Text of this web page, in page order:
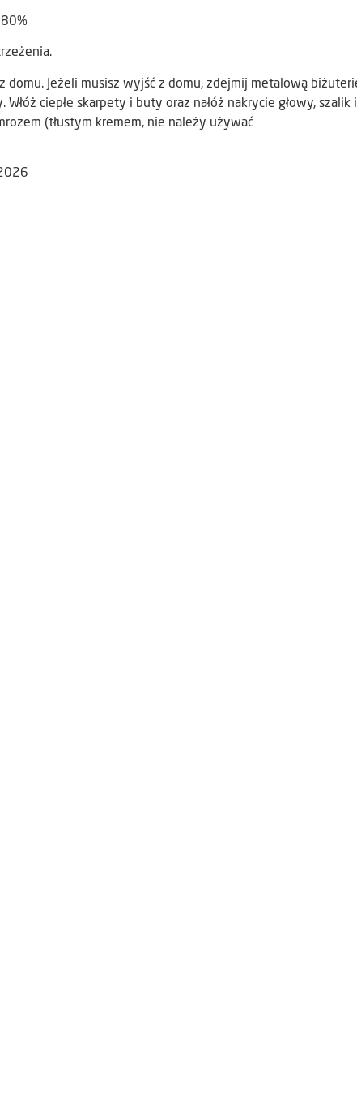
80%
domu. Jeżeli musisz wyjść z domu, zdejmij metalową
ciepłe skarpety i buty oraz nałóż nakrycie głowy, szalik i
(tłustym kremem, nie należy używać